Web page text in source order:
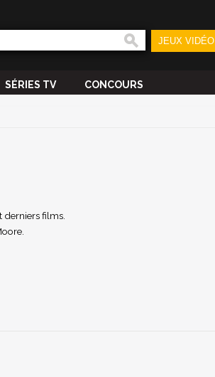
JEUX VIDÉO
SÉRIES TV CONCOURS
films.